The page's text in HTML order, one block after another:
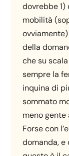
dovrebbe
mobilità
della
che su
sempre la
inquina di
sommato
meno
Forse con
domanda, e